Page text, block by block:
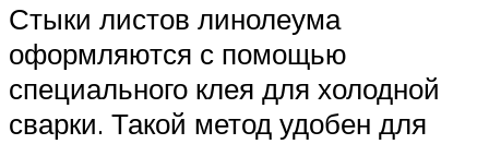
Стыки листов линолеума
оформляются с помощью
специального клея для холодной
сварки. Такой метод удобен для